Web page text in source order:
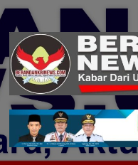
Skip
content